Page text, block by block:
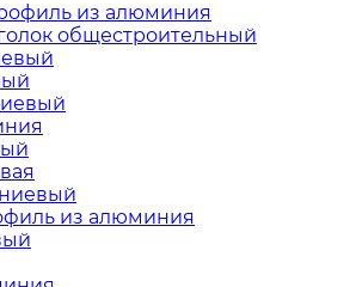
из алюминия
общестроительный
из алюминия